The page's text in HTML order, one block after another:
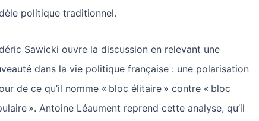
politique traditionnel.
Sawicki ouvre la discussion en relevant une
dans la vie politique française : une polarisation
de ce qu’il nomme « bloc élitaire » contre « bloc
». Antoine Léaument reprend cette analyse, qu’il